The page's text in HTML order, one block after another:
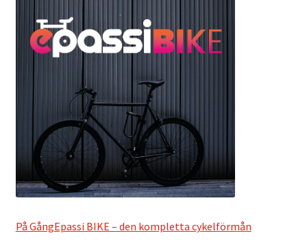
På GångEpassi BIKE – den kompletta cykelförmån